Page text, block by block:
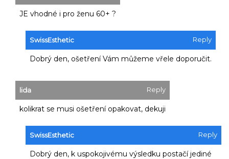
JE vhodné i pro ženu 60+ ?
SwissEsthetic Reply
Dobrý den, ošetření Vám můžeme vřele doporučit.
lida Reply
kolikrat se musi ošetření opakovat, dekuji
SwissEsthetic Reply
Dobrý den, k uspokojivému výsledku postačí jediné